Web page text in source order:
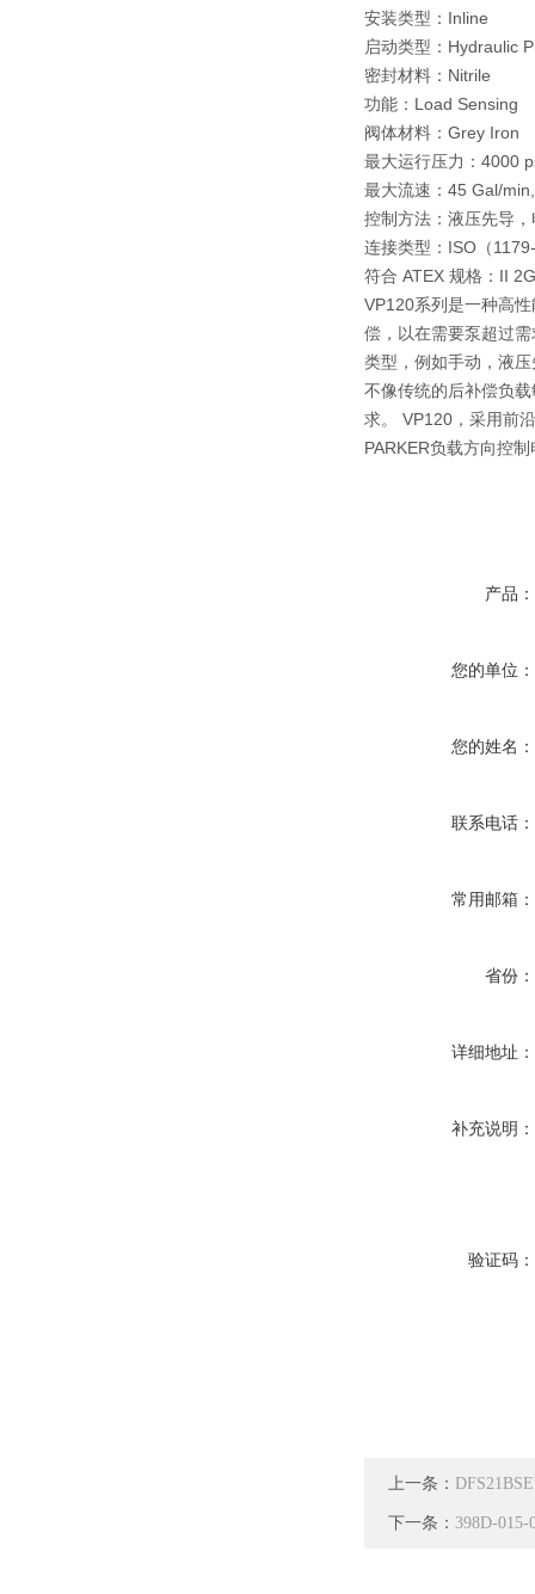
安装类型：Inline
启动类型：Hydraulic
密封材料：Nitrile
功能：Load Sensing
阀体材料：Grey Iron
最大运行压力：4000
最大流速：45 Gal/
控制方法：液压先导，
连接类型：ISO（
符合 ATEX 规格：II
VP120系列是一种高
偿，以在需要泵超过
类型，例如手动，液
不像传统的后补偿负
求。 VP120，采用前
PARKER负载方向控
产品：
您的单位：
您的姓名：
联系电话：
常用邮箱：
省份：
详细地址：
补充说明：
验证码：
上一条：
下一条： 398D-